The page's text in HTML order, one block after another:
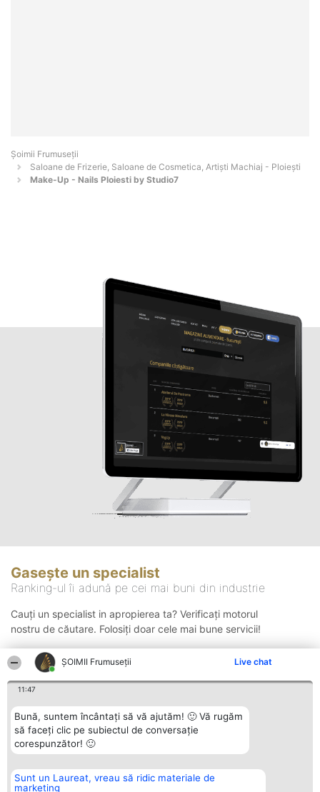
ȘOIMII Frumuseții Live chat
11:47
Bună, suntem încântați să vă ajutăm! 🙂 Vă rugăm
să faceți clic pe subiectul de conversație
corespunzător! 🙂
Sunt un Laureat, vreau să ridic materiale de
marketing
Șoimii Frumuseții
Saloane de Frizerie, Saloane de Cosmetica, Artiști Machiaj - Ploieşti
Make-Up - Nails Ploiesti by Studio7
Gasește un specialist
Ranking-ul îi adună pe cei mai buni din industrie
Cauți un specialist in apropierea ta? Verificați motorul
nostru de căutare. Folosiți doar cele mai bune servicii!
Organizator Ranking
BRIGHT SOLUTIONS BR SRL
Plebiscyt Contact